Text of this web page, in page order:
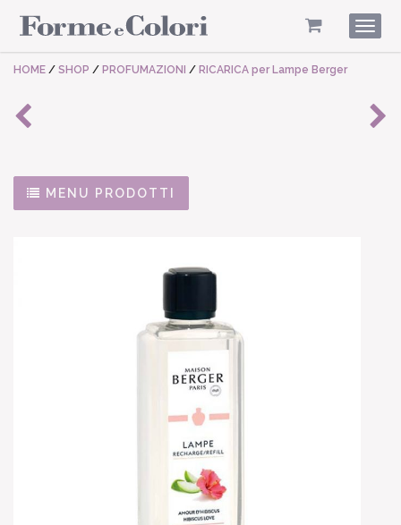
HOME / SHOP / PROFUMAZIONI / RICARICA per Lampe Berger
MENU PRODOTTI